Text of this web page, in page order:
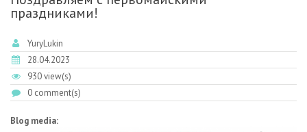
праздниками!
YuryLukin
28.04.2023
930 view(s)
0 comment(s)
Blog media: